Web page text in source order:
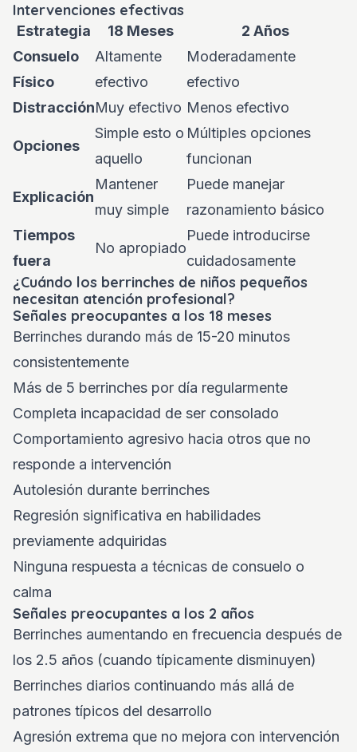
Intervenciones efectivas
Estrategia 18 Meses
2 Años
Consuelo
Físico
Altamente
efectivo
Moderadamente
efectivo
DistracciónMuy efectivo Menos efectivo
Opciones
Simple esto o
aquello
Múltiples opciones
funcionan
Explicación
Mantener
muy simple
Puede manejar
razonamiento básico
Tiempos
fuera
No apropiado
Puede introducirse
cuidadosamente
¿Cuándo los berrinches de niños pequeños
necesitan atención profesional?
Señales preocupantes a los 18 meses
Berrinches durando más de 15-20 minutos
consistentemente
Más de 5 berrinches por día regularmente
Completa incapacidad de ser consolado
Comportamiento agresivo hacia otros que no
responde a intervención
Autolesión durante berrinches
Regresión significativa en habilidades
previamente adquiridas
Ninguna respuesta a técnicas de consuelo o
calma
Señales preocupantes a los 2 años
Berrinches aumentando en frecuencia después de
los 2.5 años (cuando típicamente disminuyen)
Berrinches diarios continuando más allá de
patrones típicos del desarrollo
Agresión extrema que no mejora con intervención